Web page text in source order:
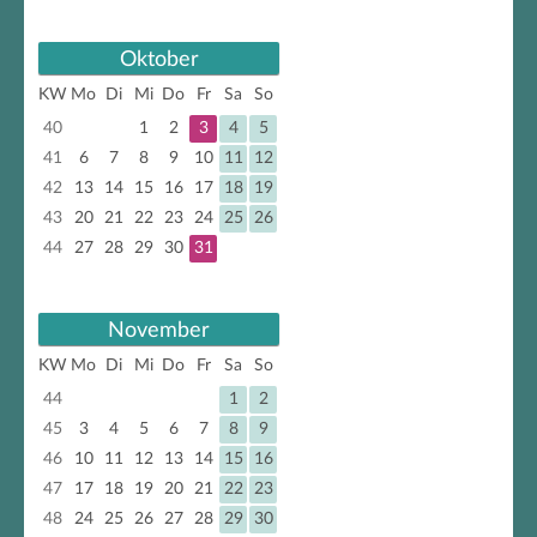
Oktober
KW Mo Di Mi Do Fr Sa
So
40
1 2 3 4
5
41
6 7 8 9 10 11
12
42
13 14 15 16 17 18
19
43
20 21 22 23 24 25
26
44
27 28 29 30 31
November
KW Mo Di Mi Do Fr Sa
So
44
1
2
45
3 4 5 6 7 8
9
46
10 11 12 13 14 15
16
47
17 18 19 20 21 22
23
48
24 25 26 27 28 29 30